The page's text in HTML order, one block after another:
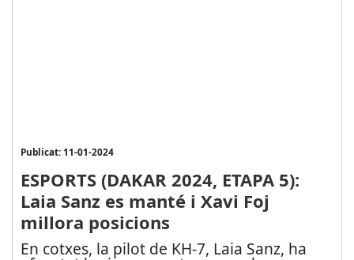
Publicat: 11-01-2024
ESPORTS (DAKAR 2024, ETAPA 5):
Laia Sanz es manté i Xavi Foj
millora posicions
En cotxes, la pilot de KH-7, Laia Sanz, ha